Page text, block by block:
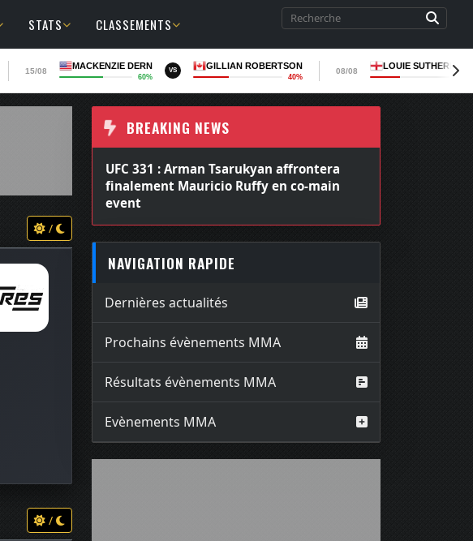
STATS CLASSEMENTS
15/08
MACKENZIE DERN
60%
VS GILLIAN ROBERTSON
40%
08/08
LOUIE
/
/
BREAKING NEWS
UFC 331 : Arman Tsarukyan affrontera
finalement Mauricio Ruffy en co-main
event
NAVIGATION RAPIDE
Dernières actualités
Prochains évènements MMA
Résultats évènements MMA
Evènements MMA